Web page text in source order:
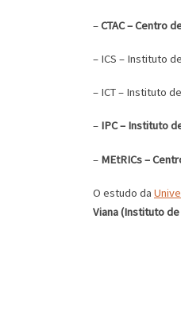
–CTAC – Centro
– ICS – Instituto
– ICT – Instituto
– IPC – Instituto
– MEtRICs –
O estudo da
Viana (Instituto